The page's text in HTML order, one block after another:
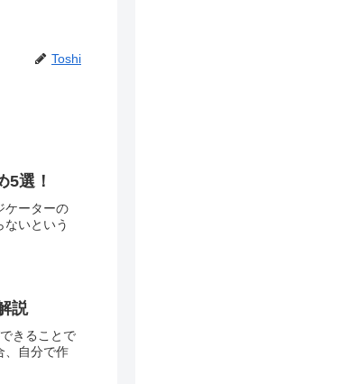
Toshi
5選！
ケーターの
いという
説
きることで
、自分で作